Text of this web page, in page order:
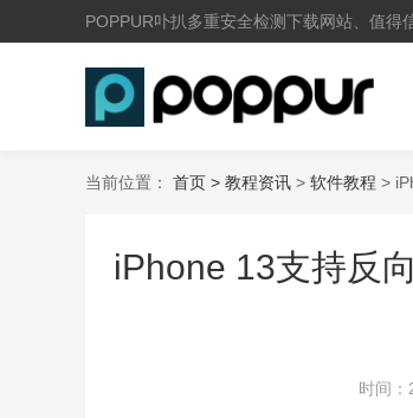
POPPUR卟扒多重安全检测下载网站、值得
当前位置： 首页 > 教程资讯 > 软件教程 >
iPhone 13支持反
时间：